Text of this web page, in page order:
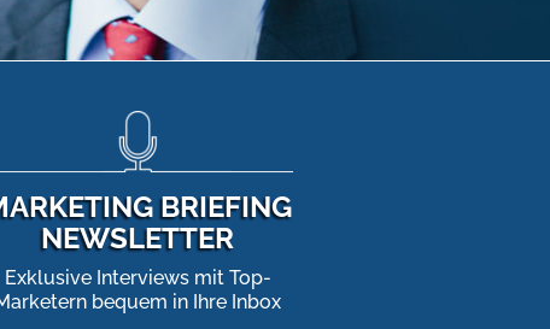
BRIEFING
NEWSLETTER
Exklusive Interviews mit Top-
bequem in Ihre Inbox